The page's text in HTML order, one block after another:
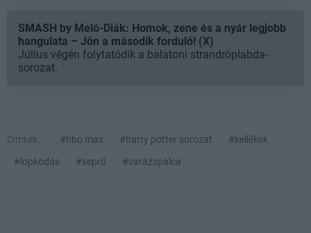
SMASH by Meló-Diák: Homok, zene és a nyár legjobb
hangulata – Jön a második forduló! (X)
Július végén folytatódik a balatoni strandröplabda-
sorozat.
Címkék: #hbo max #harry potter sorozat
#kellékek
#lopkodás
#seprű #varázspálca